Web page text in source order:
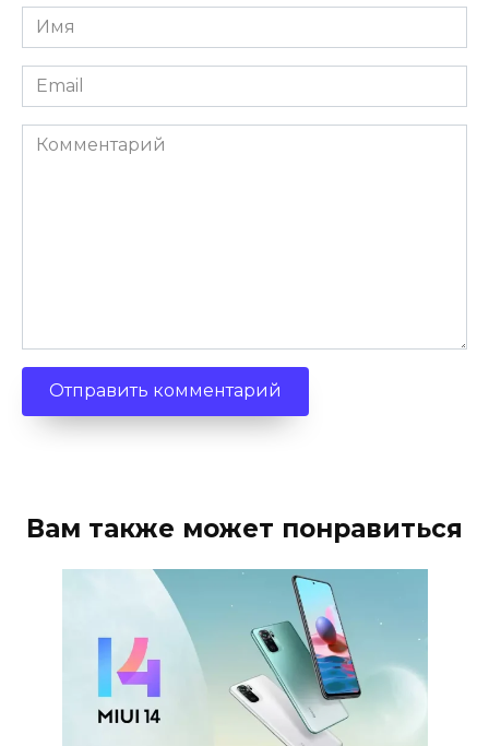
Имя
*
Email
*
Комментарий
Вам также может понравиться